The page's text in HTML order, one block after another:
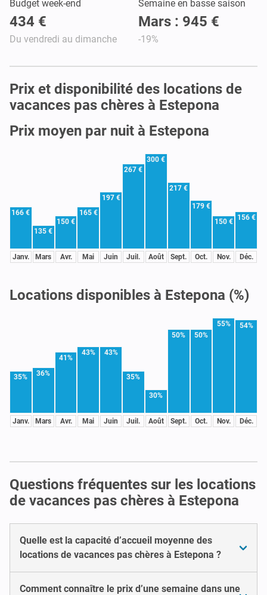
Budget week-end
434 €
Du vendredi au dimanche
Semaine en basse saison
Mars : 945 €
-19%
Prix et disponibilité des locations de
vacances pas chères à Estepona
Prix moyen par nuit à Estepona
166 €
Janv.
135 €
Mars
150 €
Avr.
165 €
Mai
197 €
Juin
267 €
Juil.
300 €
Août
217 €
Sept.
179 €
Oct.
150 €
Nov.
156 €
Déc.
Locations disponibles à Estepona (%)
35%
Janv.
36%
Mars
41%
Avr.
43%
Mai
43%
Juin
35%
Juil.
30%
Août
50%
Sept.
50%
Oct.
55%
Nov.
54%
Déc.
Questions fréquentes sur les locations
de vacances pas chères à Estepona
Quelle est la capacité d’accueil moyenne des
locations de vacances pas chères à Estepona ?
Comment connaître le prix d’une semaine dans une